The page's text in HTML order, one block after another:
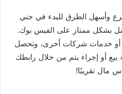
وأسهل الطرق للبدء في جني
بشكل ممتاز على الفيس بوك.
أو خدمات شركات أخرى، وتحصل
أو إجراء يتم من خلال رابطك
مال تقريبًا!